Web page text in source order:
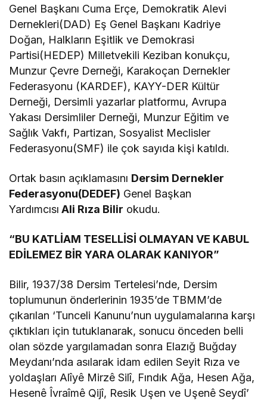
Genel Başkanı Cuma Erçe, Demokratik Alevi
Dernekleri(DAD) Eş Genel Başkanı Kadriye
Doğan, Halkların Eşitlik ve Demokrasi
Partisi(HEDEP) Milletvekili Keziban konukçu,
Munzur Çevre Derneği, Karakoçan Dernekler
Federasyonu (KARDEF), KAYY-DER Kültür
Derneği, Dersimli yazarlar platformu, Avrupa
Yakası Dersimliler Derneği, Munzur Eğitim ve
Sağlık Vakfı, Partizan, Sosyalist Meclisler
Federasyonu(SMF) ile çok sayıda kişi katıldı.
Ortak basın açıklamasını Dersim Dernekler
Federasyonu(DEDEF) Genel Başkan
Yardımcısı Ali Rıza Bilir okudu.
“BU KATLİAM TESELLİSİ OLMAYAN VE KABUL
EDİLEMEZ BİR YARA OLARAK KANIYOR”
Bilir, 1937/38 Dersim Tertelesi’nde, Dersim
toplumunun önderlerinin 1935’de TBMM’de
çıkarılan ‘Tunceli Kanunu’nun uygulamalarına karşı
çıktıkları için tutuklanarak, sonucu önceden belli
olan sözde yargılamadan sonra Elazığ Buğday
Meydanı’nda asılarak idam edilen Seyit Rıza ve
yoldaşları Alîyê Mirzê Silî, Fındık Ağa, Hesen Ağa,
Hesenê Îvraîmê Qijî, Resik Uşen ve Uşenê Seydî’